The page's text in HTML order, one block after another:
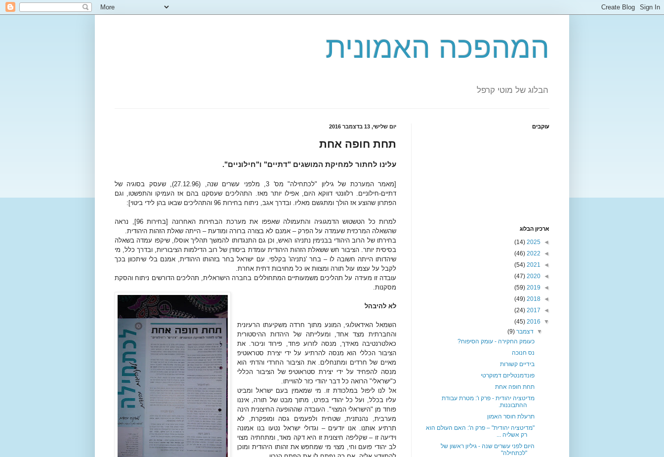
המהפכה האמונית
הבלוג של מוטי קרפל
יום שלישי, 13 בדצמבר 2016
תחת חופה אחת
עלינו לחתור למחיקת המושגים "דתיים" ו"חילוניים".
[מאמר המערכת של גיליון "לכתחילה" מס' 3, מלפני עשרים שנה, (27.12.96), שעסק בסוגיה של
דתיים-חילוניים. רלוונטי דווקא היום, אפילו יותר מאז. התהליכים שעסקנו בהם אז העמיקו והתפשטו, וגם
הפתרון שהוצע אז הולך ומתגשם מאליו. ובדרך אגב, ניתוח בחירות 96 והתהליכים שבאו בהן לידי ביטוי]:
למרות כל הטשטוש הדמגוגיה והתעמולה שאפפו את מערכת הבחירות האחרונה [בחירות 96], נראה
שהשאלה המרכזית שעמדה על הפרק – אמנם לא בצורה ברורה ומודעת – הייתה שאלת הזהות היהודית.
בחירתו של הרוב היהודי בבנימין נתניהו האיש, וכן גם התנגדותו להמשך תהליך אוסלו, שיקפו עמדה בשאלה
בסיסית יותר. הציבור חש ששאלת הזהות היהודית עומדת ביסודן של רוב הדילמות הציבוריות, ובדרך כלל, מי
שיהדותו הייתה חשובה לו – בחר 'נתניהו' בקלפי. עם ישראל בחר בזהותו היהודית, אמנם בלי שיתכוון בכך
לקבל על עצמו עול תורה ומצוות או כל מחויבות דתית אחרת.
עובדה זו מעידה על תהליכים משמעותיים המתחוללים בחברה הישראלית, תהליכים הדורשים ניתוח והסקת
מסקנות.
לא להיבהל
השמאל האידאולוגי, המונע מתוך חרדה משקיעתו הרעיונית
והחברתית מצד אחד, ומעלייתה של היהדות ההיסטורית
כאלטרנטיבה מאידך, מנסה לזרוע פחד, פירוד וניכור. את
הציבור הכללי הוא מנסה להרתיע על ידי יצירת סטראוטיפ
מאיים של חרדים ומתנחלים. את הציבור החרדי והדתי הוא
מנסה להפחיד על ידי יצירת סטראוטיפ של הציבור הכללי
כ"ישראלי" הרואה כל דבר יהודי כזר להווייתו.
אל לנו ליפול במלכודת זו. מי שמאמין בעם ישראל ומביט
עליו בכלל, ועל כל יהודי בפרט, מתוך מבט של תורה, איננו
פוחד מן "הישראלי המצוי". העובדה שההופעה החיצונית הינה
מערבית, נהנתנית, שטחית ולפעמים גסה ומופקרת, לא
תרתיע אותנו. אנו יודעים – וגדולי ישראל נטעו בנו אמונה
וידיעה זו – שקליפה חיצונית זו היא דקה מאד, ומתחתיה מצוי
לב יהודי פועם וחי, מצוי מי שמחפש את זהותו היהודית ומוכן
עוקבים
ארכיון הבלוג
◄
2025
(14)
◄
2022
(46)
◄
2021
(54)
◄
2020
(47)
◄
2019
(59)
◄
2018
(49)
◄
2017
(24)
▼
2016
(45)
▼דצמבר(9)
כעומק החקירה - עומק הסיפוח?
נס חנוכה
בידיים קשורות
פונדמנטליזם דמוקרטי
תחת חופה אחת
מדיטציה יהודית - פרק ו': מטרת עבודת
ההתבוננות.
תרעלת חוסר האמון
"מדיטציה יהודית" – פרק ה': האם העולם הוא
רק אשליה ...
היום לפני עשרים שנה - גיליון ראשון של
"לכתחילה"